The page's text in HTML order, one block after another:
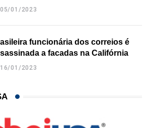
05/01/2023
funcionária dos correios é
a facadas na Califórnia
16/01/2023